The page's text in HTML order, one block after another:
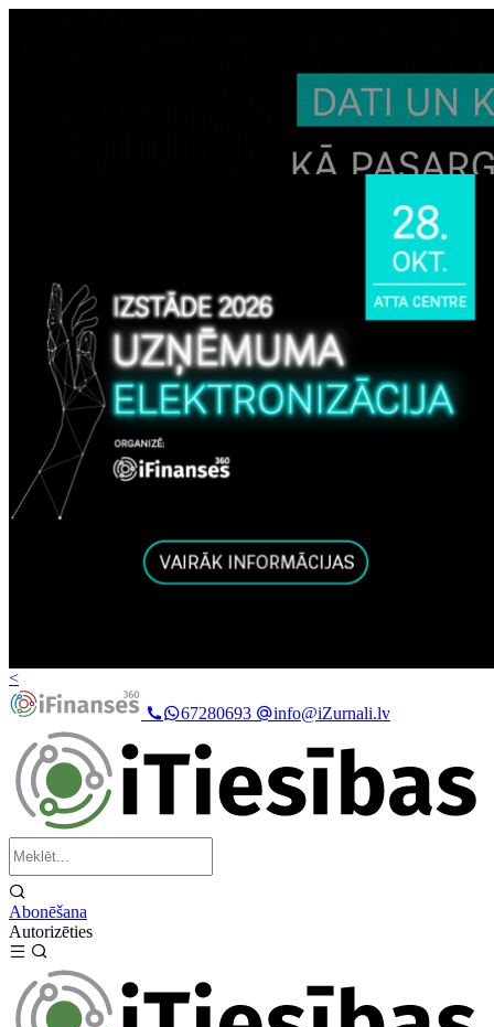
<
67280693
info@iZurnali.lv
Abonēšana
Autorizēties